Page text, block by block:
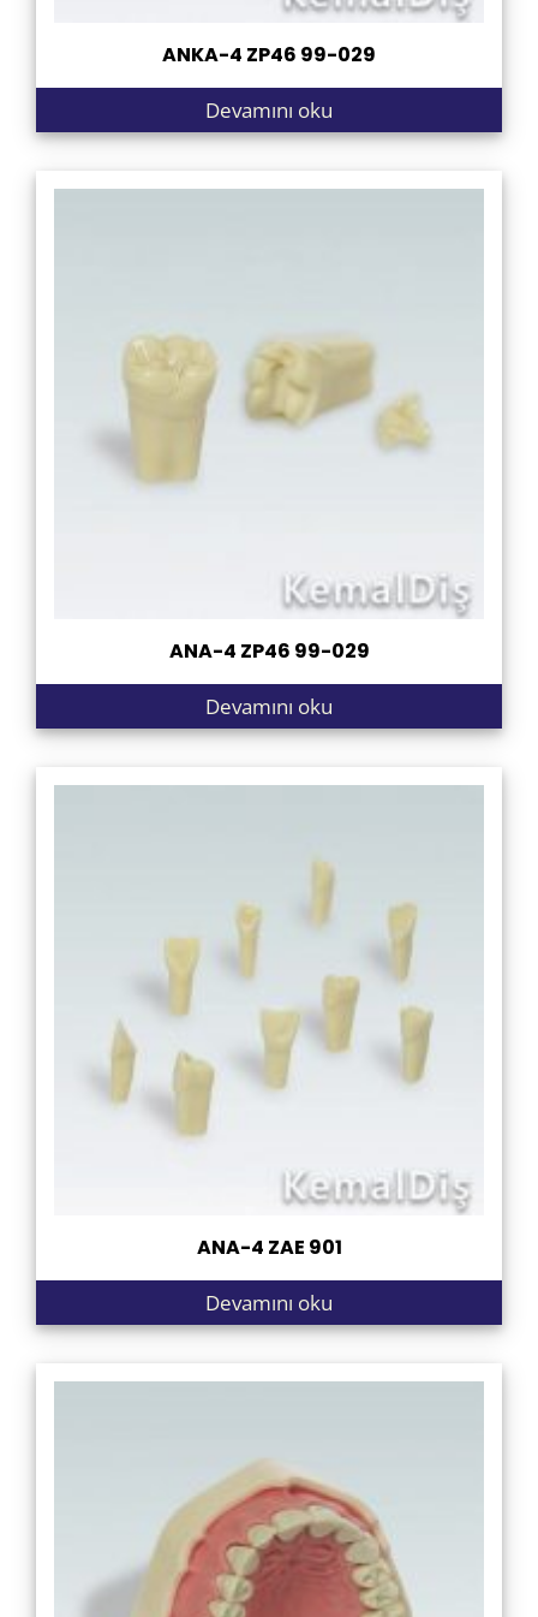
ANKA-4 ZP46 99-029
Devamını oku
ANA-4 ZP46 99-029
Devamını oku
ANA-4 ZAE 901
Devamını oku